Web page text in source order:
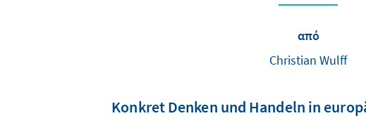
από
Christian Wulff
Konkret Denken und Handeln in